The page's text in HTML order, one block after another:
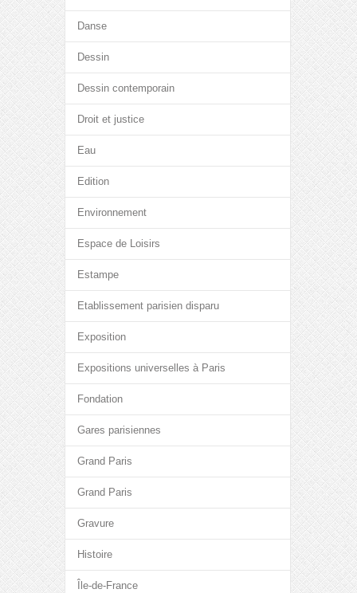
Danse
Dessin
Dessin contemporain
Droit et justice
Eau
Edition
Environnement
Espace de Loisirs
Estampe
Etablissement parisien disparu
Exposition
Expositions universelles à Paris
Fondation
Gares parisiennes
Grand Paris
Grand Paris
Gravure
Histoire
Île-de-France